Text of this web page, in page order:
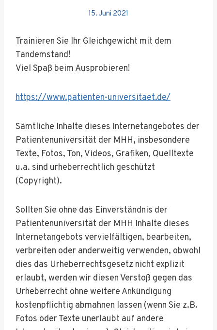
15. Juni 2021
Trainieren Sie Ihr Gleichgewicht mit dem
Tandemstand!
Viel Spaß beim Ausprobieren!
https://www.patienten-universitaet.de/
Sämtliche Inhalte dieses Internetangebotes der
Patientenuniversität der MHH, insbesondere
Texte, Fotos, Ton, Videos, Grafiken, Quelltexte
u.a. sind urheberrechtlich geschützt
(Copyright).
Sollten Sie ohne das Einverständnis der
Patientenuniversität der MHH Inhalte dieses
Internetangebots vervielfältigen, bearbeiten,
verbreiten oder anderweitig verwenden, obwohl
dies das Urheberrechtsgesetz nicht explizit
erlaubt, werden wir diesen Verstoß gegen das
Urheberrecht ohne weitere Ankündigung
kostenpflichtig abmahnen lassen (wenn Sie z.B.
Fotos oder Texte unerlaubt auf andere